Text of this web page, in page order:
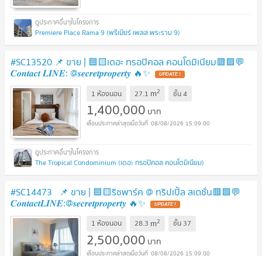
Premiere Place Rama 9 (พรีเมียร์ เพลส พระราม 9)
#SC13520​​ 📌 ขาย | 🟦🟨เดอะ ทรอปิคอล คอนโดมิเนียม​🟥🟩💬
𝑪𝒐𝒏𝒕𝒂𝒄𝒕 𝑳𝑰𝑵𝑬: @𝒔𝒆𝒄𝒓𝒆𝒕𝒑𝒓𝒐𝒑𝒆𝒓𝒕𝒚 🔥✨ UPDATE !
1 ห้องนอน 27.1 m2 ชั้น4
1,400,000 บาท
08/08/2026 15:09:00
The Tropical Condominium (เดอะ ทรอปิคอล คอนโดมิเนียม)
#SC14473 📌 ขาย | 🟦🟨ริชพาร์ค @ ทริปเปิ้ล สเตชั่น​🟥🟩💬
𝑪𝒐𝒏𝒕𝒂𝒄𝒕𝑳𝑰𝑵𝑬:@𝒔𝒆𝒄𝒓𝒆𝒕𝒑𝒓𝒐𝒑𝒆𝒓𝒕𝒚 🔥✨ UPDATE !
1 ห้องนอน 28.3 m2 ชั้น 37
2,500,000 บาท
08/08/2026 15:09:00